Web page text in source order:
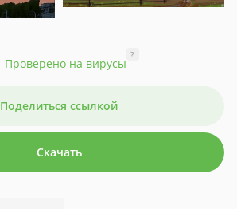
Проверено на вирусы
?
Поделиться ссылкой
Скачать